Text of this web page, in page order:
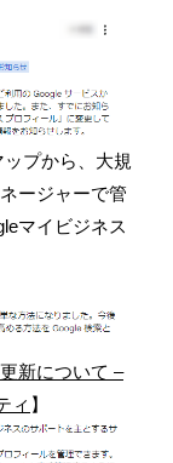
プから、大規
ージャーで管
マイビジネス
新について –
ィ 】